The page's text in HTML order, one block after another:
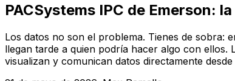
PACSystems IPC de Emerson:
Los datos no son el problema. Tienes de sobra:
llegan tarde a quien podría hacer algo con ellos.
visualizan y comunican datos directamente